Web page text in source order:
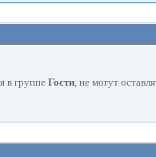
в группе Гости , не могут